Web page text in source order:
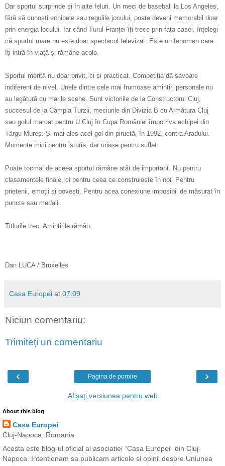
Dar sportul surprinde și în alte feluri. Un meci de baseball la Los Angeles,
fără să cunoști echipele sau regulile jocului, poate deveni memorabil doar
prin energia locului. Iar când Turul Franței îți trece prin fața casei, înțelegi
că sportul mare nu este doar spectacol televizat. Este un fenomen care
îți intră în viață și rămâne acolo.
Sportul merită nu doar privit, ci și practicat. Competiția dă savoare
indiferent de nivel. Unele dintre cele mai frumoase amintiri personale nu
au legătură cu marile scene. Sunt victoriile de la Constructorul Cluj,
succesul de la Câmpia Turzii, meciurile din Divizia B cu Armătura Cluj
sau golul marcat pentru U Cluj în Cupa României împotriva echipei din
Târgu Mureș. Și mai ales acel gol din piruetă, în 1992, contra Aradului.
Momente mici pentru istorie, dar uriașe pentru suflet.
Poate tocmai de aceea sportul rămâne atât de important. Nu pentru
clasamentele finale, ci pentru ceea ce construiește în noi. Pentru
prietenii, emoții și povești. Pentru acea conexiune imposibil de măsurat în
puncte sau medalii.
Titlurile trec. Amintirile rămân.
Dan LUCA / Bruxelles
Casa Europei at 07:09
Niciun comentariu:
Trimiteți un comentariu
‹ ›
Pagina de pornire
Afișați versiunea pentru web
About this blog
Casa Europei
Cluj-Napoca, Romania
Acesta este blog-ul oficial al asociatiei “Casa Europei” din Cluj-
Napoca. Intentionam sa publicam articole si opinii despre Uniunea